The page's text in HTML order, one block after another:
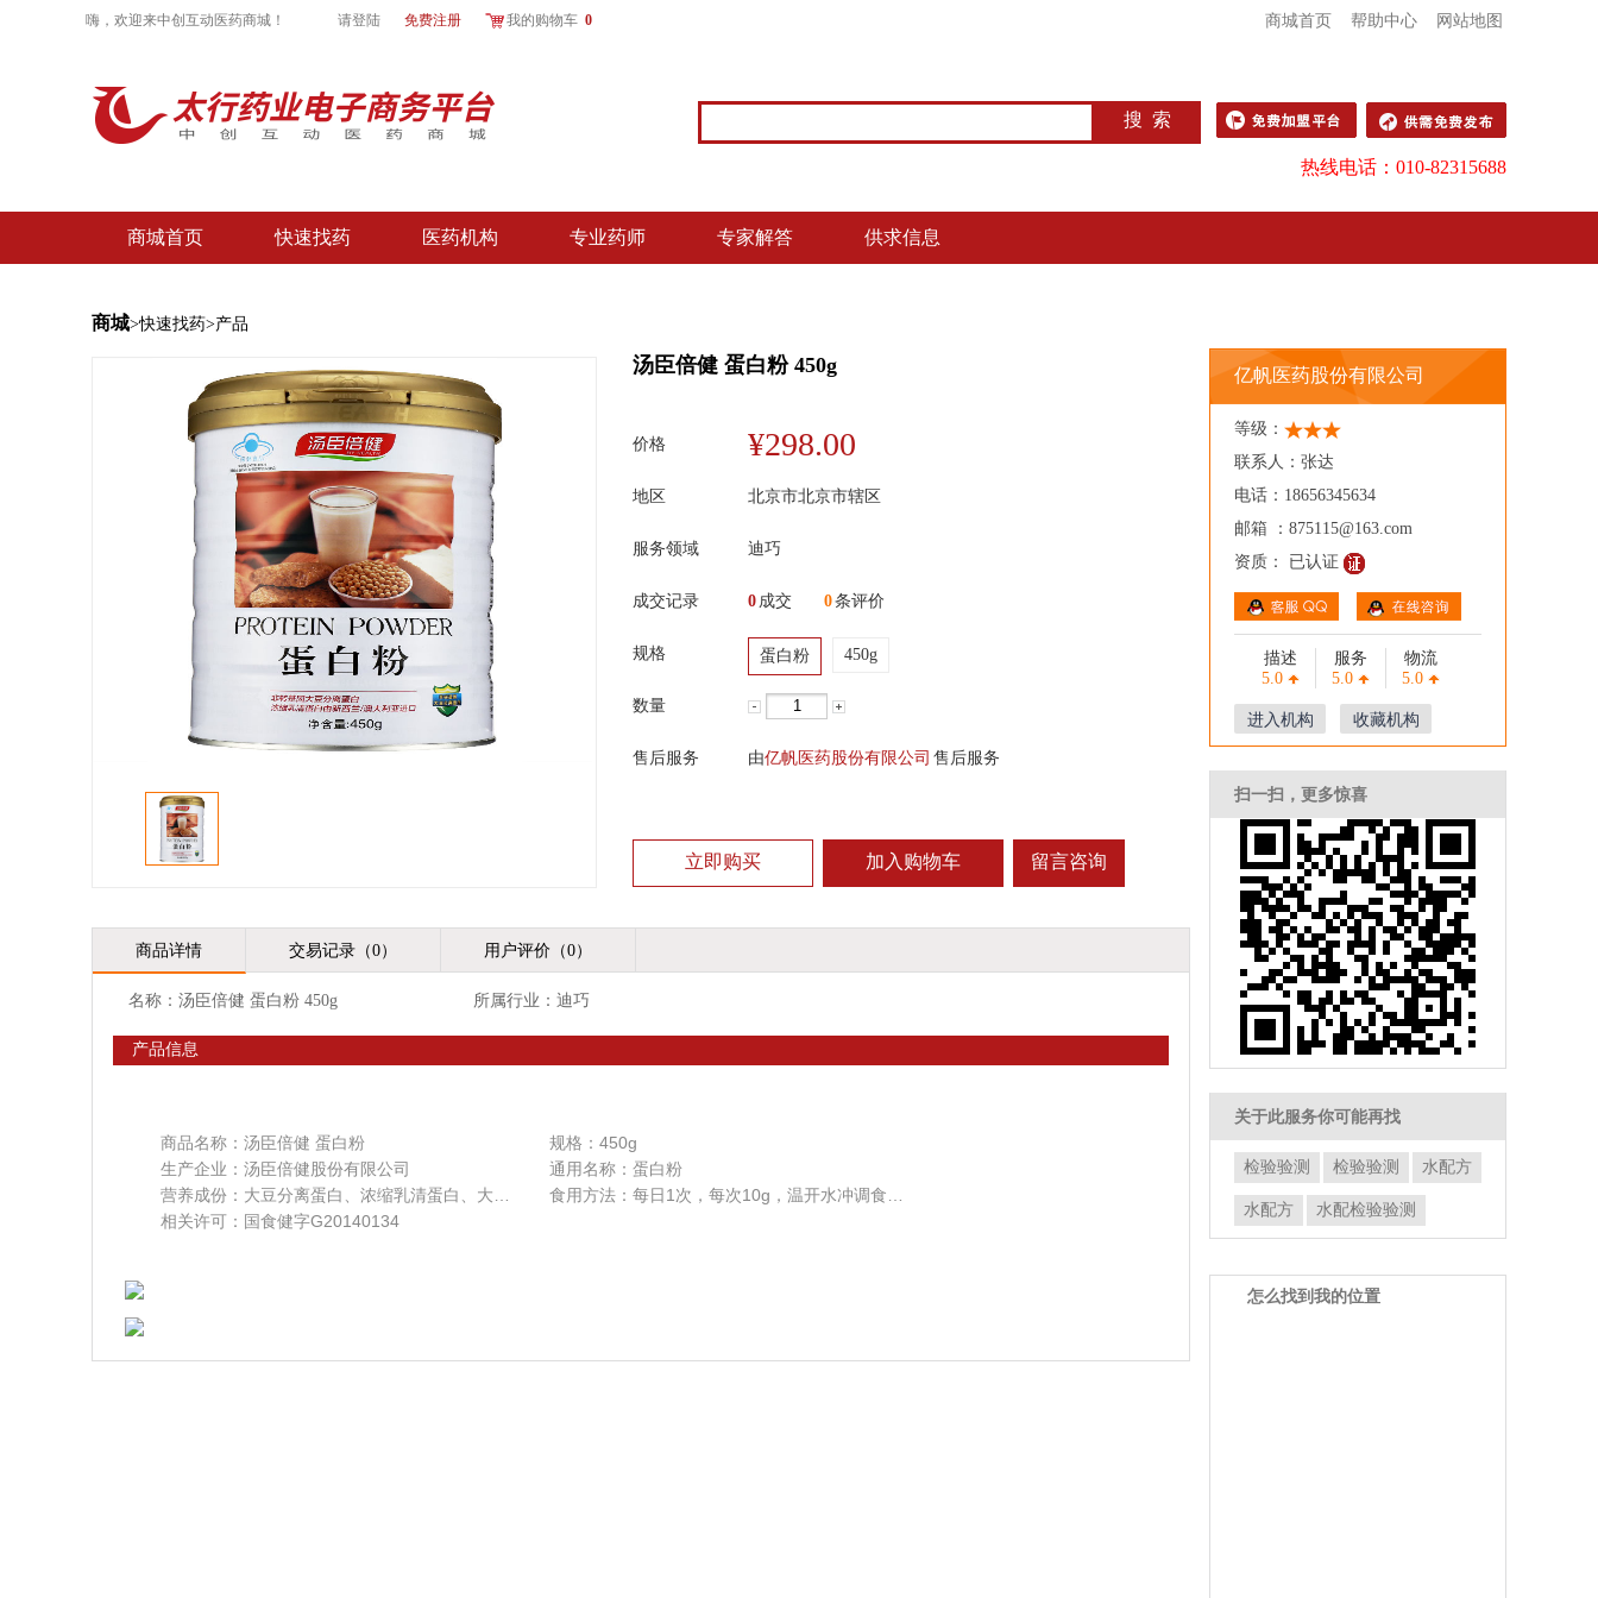
嗨，欢迎来中创互动医药商城 ！ 请登陆 免费注册 我的购物车 0 商城首页 帮助中心 网站地图
搜 索
热线电话：010-82315688
商城首页 快速找药 医药机构 专业药师 专家解答 供求信息
商城>快速找药>产品
汤臣倍健 蛋白粉 450g
价格 ¥298.00
地区 北京市北京市辖区
服务领域 迪巧
成交记录 0 成交 0条评价
规格 蛋白粉 450g
数量
售后服务 由亿帆医药股份有限公司 售后服务
立即购买 加入购物车 留言咨询
商品详情 交易记录（0） 用户评价（0）
名称：汤臣倍健 蛋白粉 450g 所属行业：迪巧
产品信息
商品名称：汤臣倍健 蛋白粉
规格：450g
生产企业：汤臣倍健股份有限公司
通用名称：蛋白粉
相关许可：国食健字G20140134
亿帆医药股份有限公司
等级：
联系人：张达
电话：18656345634
邮箱 ：875115@163.com
资质： 已认证
描述
5.0
服务
5.0
物流
5.0
进入机构 收藏机构
扫一扫，更多惊喜
关于此服务你可能再找
检验验测 检验验测 水配方
水配方 水配检验验测
怎么找到我的位置